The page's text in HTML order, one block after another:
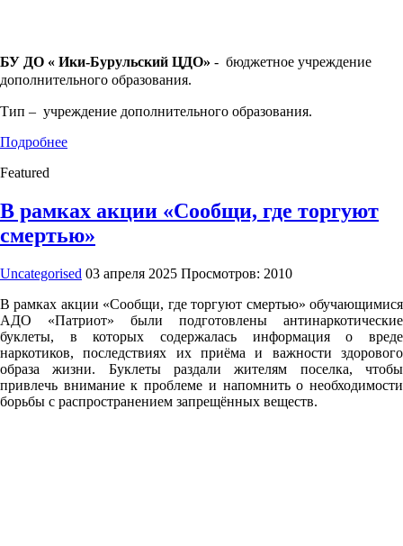
БУ ДО « Ики-Бурульский ЦДО» - бюджетное учреждение
дополнительного образования.
Тип – учреждение дополнительного образования.
Подробнее
Featured
В рамках акции «Сообщи, где торгуют
смертью»
Uncategorised 03 апреля 2025 Просмотров: 2010
В рамках акции «Сообщи, где торгуют смертью» обучающимися
АДО «Патриот» были подготовлены антинаркотические
буклеты, в которых содержалась информация о вреде
наркотиков, последствиях их приёма и важности здорового
образа жизни. Буклеты раздали жителям поселка, чтобы
привлечь внимание к проблеме и напомнить о необходимости
борьбы с распространением запрещённых веществ.